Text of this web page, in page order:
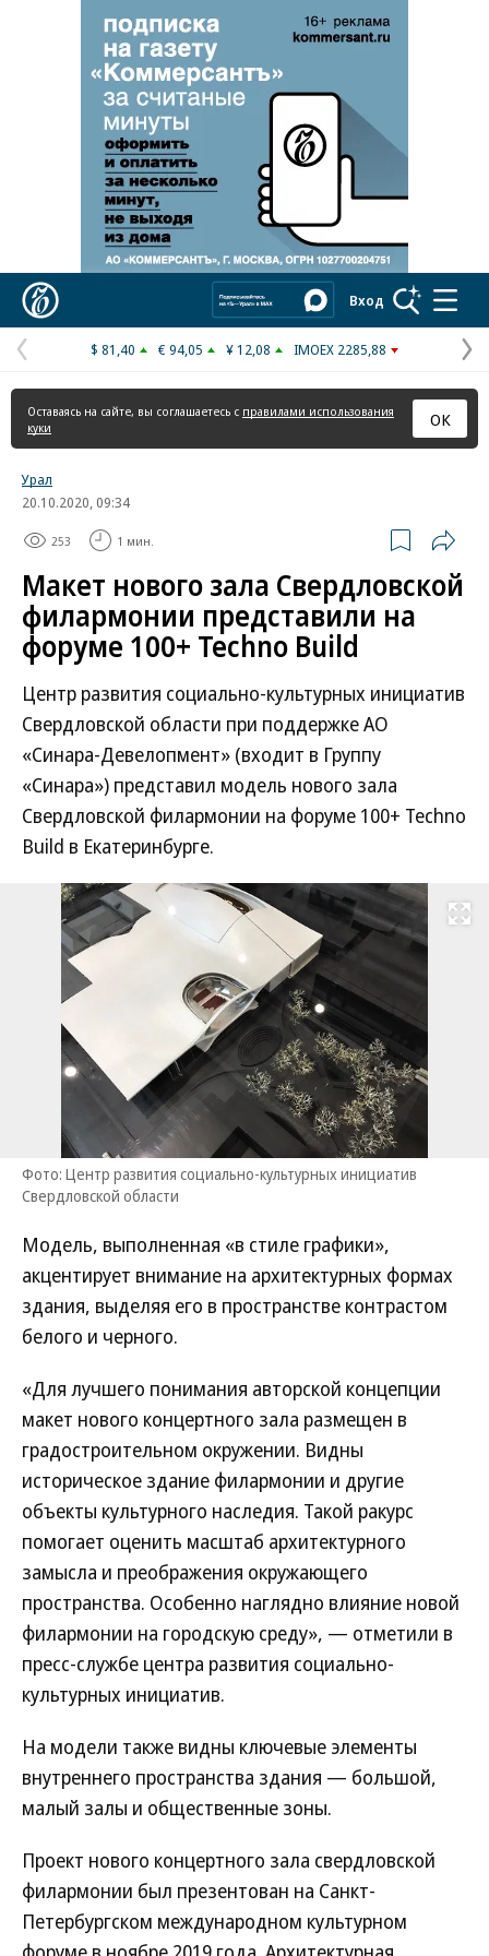
Реклама в «Ъ» www.kommersant.ru/ad
Вход
Предыдущая
страница
$ 81,40 € 94,05 ¥ 12,08 IMOEX 2285,88
Оставаясь на сайте, вы соглашаетесь с правилами использования
куки
ОК
Урал
20.10.2020, 09:34
253 1 мин.
Макет нового зала Свердловской
филармонии представили на
форуме 100+ Techno Build
Центр развития социально-культурных инициатив
Свердловской области при поддержке АО
«Синара-Девелопмент» (входит в Группу
«Синара») представил модель нового зала
Свердловской филармонии на форуме 100+ Techno
Build в Екатеринбурге.
Развернуть
Фото: Центр развития социально-культурных инициатив
Свердловской области
Модель, выполненная «в стиле графики»,
акцентирует внимание на архитектурных формах
здания, выделяя его в пространстве контрастом
белого и черного.
«Для лучшего понимания авторской концепции
макет нового концертного зала размещен в
градостроительном окружении. Видны
историческое здание филармонии и другие
объекты культурного наследия. Такой ракурс
помогает оценить масштаб архитектурного
замысла и преображения окружающего
пространства. Особенно наглядно влияние новой
филармонии на городскую среду», — отметили в
пресс-службе центра развития социально-
культурных инициатив.
На модели также видны ключевые элементы
внутреннего пространства здания — большой,
малый залы и общественные зоны.
Проект нового концертного зала свердловской
филармонии был презентован на Санкт-
Петербургском международном культурном